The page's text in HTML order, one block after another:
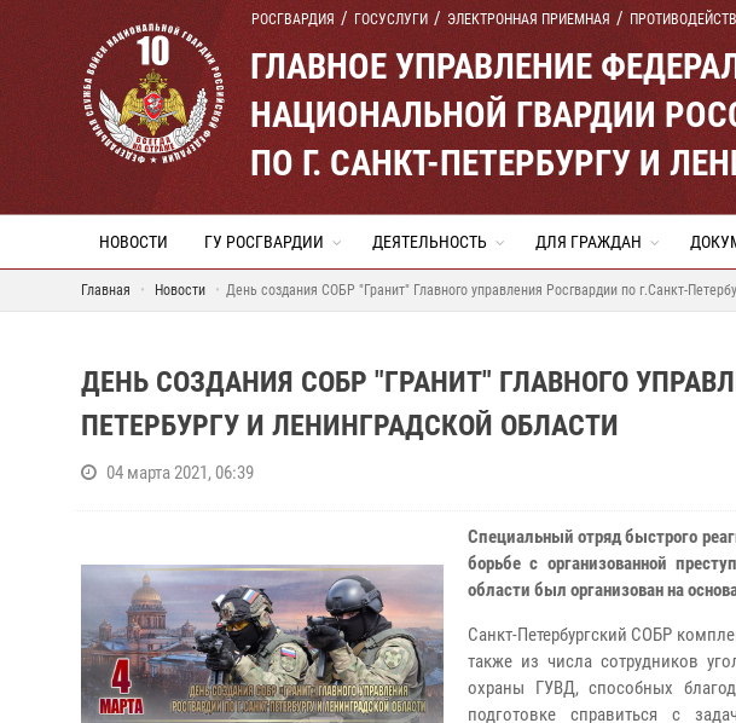
РОСГВАРДИЯ ГОСУСЛУГИ ЭЛЕКТРОННАЯ ПРИЕМНАЯ
ГЛАВНОЕ УПРАВЛЕНИЕ
НАЦИОНАЛЬНОЙ ГВАРДИИ
ПО Г. САНКТ-ПЕТЕРБУРГУ И
НОВОСТИ ГУ РОСГВАРДИИ ДЕЯТЕЛЬНОСТЬ ДЛЯ ГРАЖДАН
Главная Новости День создания СОБР "Гранит" Главного управления Росгвардии по г.Санкт-
ДЕНЬ СОЗДАНИЯ СОБР "ГРАНИТ" ГЛАВНОГО
ПЕТЕРБУРГУ И ЛЕНИНГРАДСКОЙ ОБЛАСТИ
04 марта 2021, 06:39
Специальный отряд быстрого
борьбе с организованной
области был организован на
Санкт-Петербургский СОБР
также из числа сотрудников
охраны ГУВД, способных
подготовке справиться с